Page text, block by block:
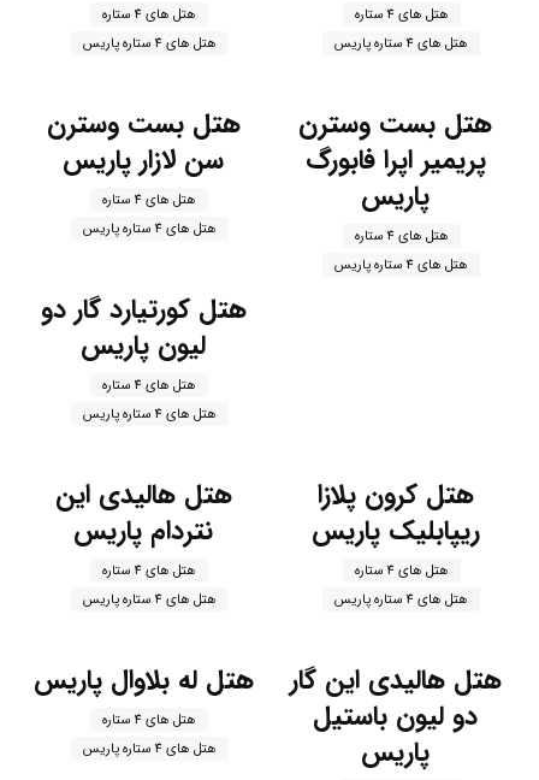
هتل های 4 ستاره
هتل های 4 ستاره پاریس
هتل های 4 ستاره
هتل های 4 ستاره پاریس
هتل بست وسترن
پریمیر اپرا فابورگ
پاریس
هتل های 4 ستاره
هتل های 4 ستاره پاریس
هتل بست وسترن
سن لازار پاریس
هتل های 4 ستاره
هتل های 4 ستاره پاریس
هتل کورتیارد گار دو
لیون پاریس
هتل های 4 ستاره
هتل های 4 ستاره پاریس
هتل کرون پلازا
ریپابلیک پاریس
هتل های 4 ستاره
هتل های 4 ستاره پاریس
هتل هالیدی این
نتردام پاریس
هتل های 4 ستاره
هتل های 4 ستاره پاریس
هتل هالیدی این گار
دو لیون باستیل
پاریس
هتل له بلاوال پاریس
هتل های 4 ستاره
هتل های 4 ستاره پاریس